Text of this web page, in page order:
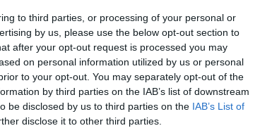
to third parties, or processing of your personal or
by us, please use the below opt-out section to
after your opt-out request is processed you may
on personal information utilized by us or personal
to your opt-out. You may separately opt-out of the
by third parties on the IAB’s list of downstream
be disclosed by us to third parties on the IAB’s List of
disclose it to other third parties.
PMP
Forța
PNȚMM
REPER
SENS